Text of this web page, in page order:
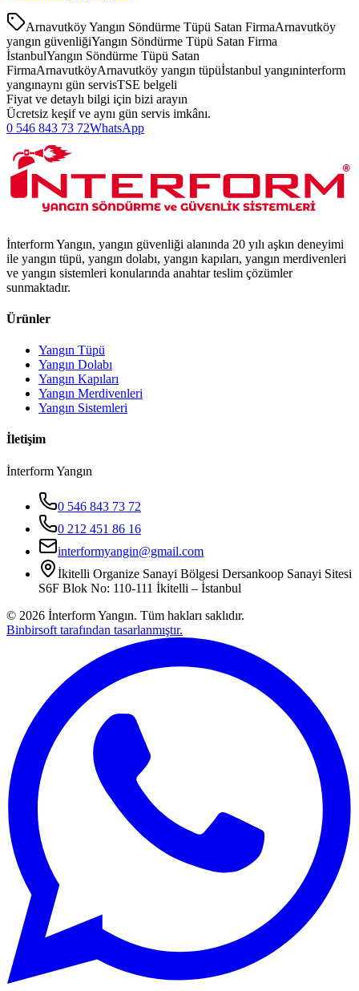
Arnavutköy Yangın Söndürme Tüpü Satan FirmaArnavutköy
yangın güvenliğiYangın Söndürme Tüpü Satan Firma
İstanbulYangın Söndürme Tüpü Satan
FirmaArnavutköyArnavutköy yangın tüpüİstanbul yangıninterform
yangınaynı gün servisTSE belgeli
Fiyat ve detaylı bilgi için bizi arayın
Ücretsiz keşif ve aynı gün servis imkânı.
0 546 843 73 72WhatsApp
İnterform Yangın, yangın güvenliği alanında 20 yılı aşkın deneyimi
ile yangın tüpü, yangın dolabı, yangın kapıları, yangın merdivenleri
ve yangın sistemleri konularında anahtar teslim çözümler
sunmaktadır.
Ürünler
Yangın Tüpü
Yangın Dolabı
Yangın Kapıları
Yangın Merdivenleri
Yangın Sistemleri
İletişim
İnterform Yangın
0 546 843 73 72
0 212 451 86 16
interformyangin@gmail.com
İkitelli Organize Sanayi Bölgesi Dersankoop Sanayi Sitesi
S6F Blok No: 110-111 İkitelli – İstanbul
© 2026 İnterform Yangın. Tüm hakları saklıdır.
Binbirsoft tarafından tasarlanmıştır.